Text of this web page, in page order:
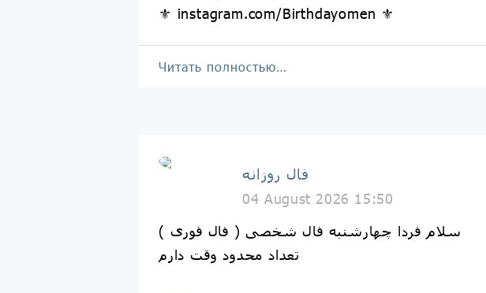
⚜ instagram.com/Birthdayomen ⚜
Читать полностью…
فال روزانه
04 August 2026 15:50
سلام فردا چهارشنبه فال شخصی ( فال فوری )
تعداد محدود وقت دارم